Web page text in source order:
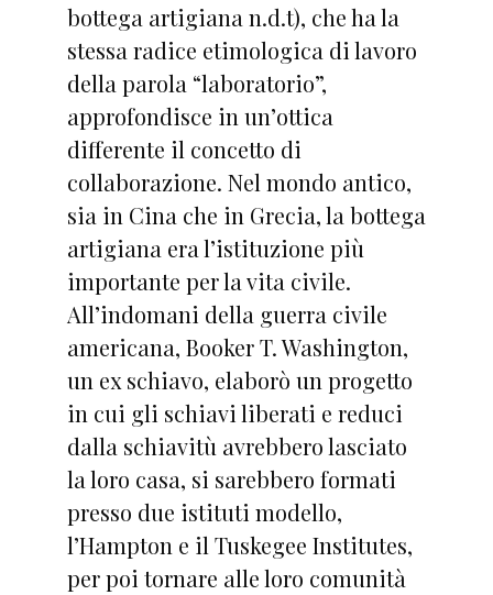
bottega artigiana n.d.t), che ha la
stessa radice etimologica di lavoro
della parola “laboratorio”,
approfondisce in un’ottica
differente il concetto di
collaborazione. Nel mondo antico,
sia in Cina che in Grecia, la bottega
artigiana era l’istituzione più
importante per la vita civile.
All’indomani della guerra civile
americana, Booker T. Washington,
un ex schiavo, elaborò un progetto
in cui gli schiavi liberati e reduci
dalla schiavitù avrebbero lasciato
la loro casa, si sarebbero formati
presso due istituti modello,
l’Hampton e il Tuskegee Institutes,
per poi tornare alle loro comunità